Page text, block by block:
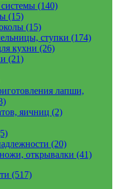
(140)
(15)
(15)
ступки (174)
кухни (26)
(21)
лапши,
яичниц (2)
(20)
открывалки (41)
(517)